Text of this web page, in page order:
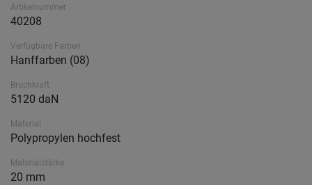
Artikelnummer
40208
Verfügbare Farben
Hanffarben (08)
Bruchkraft
5120 daN
Material
Polypropylen hochfest
Materialstärke
20 mm